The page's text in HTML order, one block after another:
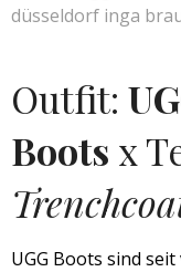
Outfit:
Boots x
UGG Boots sind